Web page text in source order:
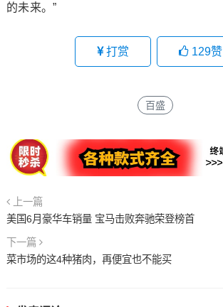
的未来。”
打赏 129赞
百盛
上一篇
美国6月豪华车销量 宝马击败奔驰荣登榜首
下一篇
菜市场的这4种猪肉，再便宜也不能买